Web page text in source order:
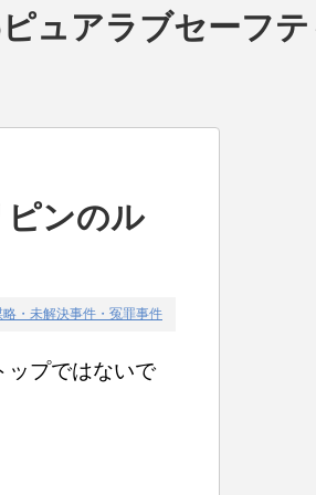
ュアラブセーフテ
ンのル
略・未解決事件・冤罪事件
ップではないで